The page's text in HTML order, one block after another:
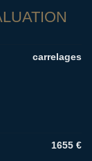
carrelages
1655 €